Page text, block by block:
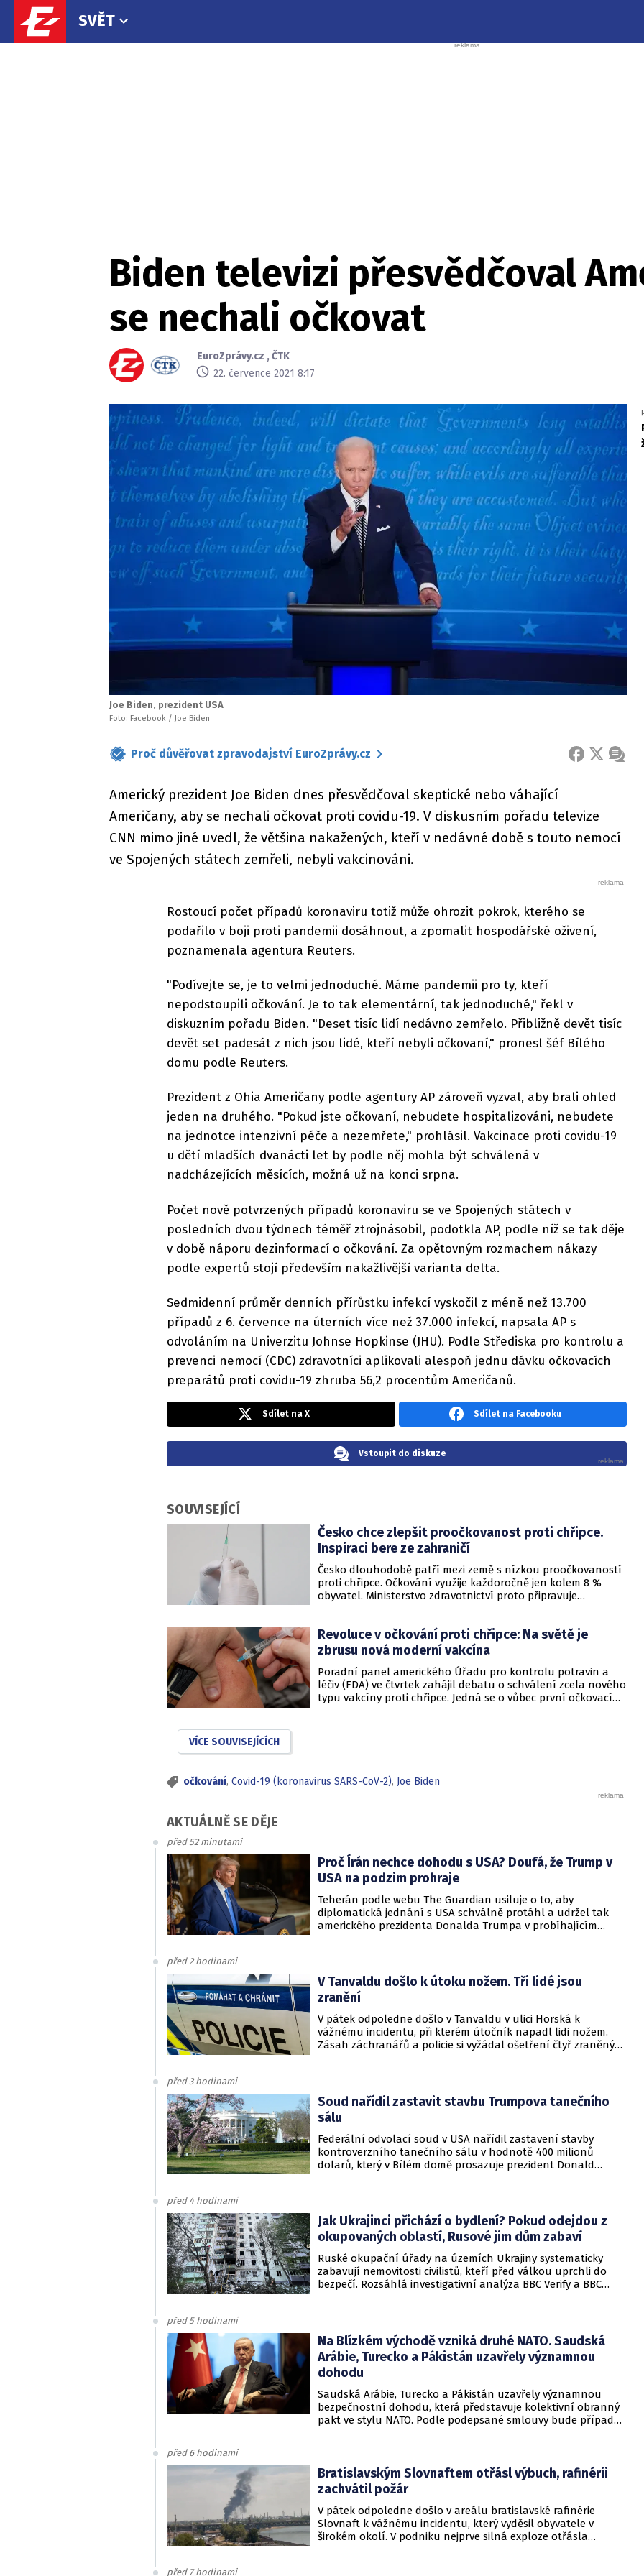
SVĚT
Biden televizi přesvědčoval
se nechali očkovat
EuroZprávy.cz ,ČTK
22. července 2021 8:17
Joe Biden, prezident USA
Foto: Facebook / Joe Biden
Proč důvěřovat zpravodajství EuroZprávy.cz FACEBOOK
X
Americký prezident Joe Biden dnes přesvědčoval skeptické nebo váhající
Američany, aby se nechali očkovat proti covidu-19. V diskusním pořadu televize
CNN mimo jiné uvedl, že většina nakažených, kteří v nedávné době s touto nemocí
ve Spojených státech zemřeli, nebyli vakcinováni.
Rostoucí počet případů koronaviru totiž může ohrozit pokrok, kterého se
podařilo v boji proti pandemii dosáhnout, a zpomalit hospodářské oživení,
poznamenala agentura Reuters.
"Podívejte se, je to velmi jednoduché. Máme pandemii pro ty, kteří
nepodstoupili očkování. Je to tak elementární, tak jednoduché," řekl v
diskuzním pořadu Biden. "Deset tisíc lidí nedávno zemřelo. Přibližně devět tisíc
devět set padesát z nich jsou lidé, kteří nebyli očkovaní," pronesl šéf Bílého
domu podle Reuters.
Prezident z Ohia Američany podle agentury AP zároveň vyzval, aby brali ohled
jeden na druhého. "Pokud jste očkovaní, nebudete hospitalizováni, nebudete
na jednotce intenzivní péče a nezemřete," prohlásil. Vakcinace proti covidu-19
u dětí mladších dvanácti let by podle něj mohla být schválená v
nadcházejících měsících, možná už na konci srpna.
Počet nově potvrzených případů koronaviru se ve Spojených státech v
posledních dvou týdnech téměř ztrojnásobil, podotkla AP, podle níž se tak děje
v době náporu dezinformací o očkování. Za opětovným rozmachem nákazy
podle expertů stojí především nakažlivější varianta delta.
Sedmidenní průměr denních přírůstku infekcí vyskočil z méně než 13.700
případů z 6. července na úterních více než 37.000 infekcí, napsala AP s
odvoláním na Univerzitu Johnse Hopkinse (JHU). Podle Střediska pro kontrolu a
prevenci nemocí (CDC) zdravotníci aplikovali alespoň jednu dávku očkovacích
preparátů proti covidu-19 zhruba 56,2 procentům Američanů.
Sdílet na X Sdílet na Facebooku
Vstoupit do diskuze
SOUVISEJÍCÍ
Česko chce zlepšit proočkovanost proti chřipce.
Inspiraci bere ze zahraničí
Česko dlouhodobě patří mezi země s nízkou proočkovaností
proti chřipce. Očkování využije každoročně jen kolem 8 %
obyvatel. Ministerstvo zdravotnictví proto připravuje
nabídnout lidem další možnost, jak se nechat očkovat,
zlepšit dostupnost této osvědčené formy prevence a přispět
připomínkovém řízení.
Revoluce v očkování proti chřipce: Na světě je
zbrusu nová moderní vakcína
Poradní panel amerického Úřadu pro kontrolu potravin a
léčiv (FDA) ve čtvrtek zahájil debatu o schválení zcela nového
typu vakcíny proti chřipce. Jedná se o vůbec první očkovací
VÍCE SOUVISEJÍCÍCH
očkování, Covid-19 (koronavirus SARS-CoV-2), Joe Biden
AKTUÁLNĚ SE DĚJE
před 52 minutami
Proč Írán nechce dohodu s USA? Doufá, že Trump v
USA na podzim prohraje
Teherán podle webu The Guardian usiluje o to, aby
diplomatická jednání s USA schválně protáhl a udržel tak
amerického prezidenta Donalda Trumpa v probíhajícím
rukojmími za prezidenta Jimmyho Cartera.
před 2 hodinami
V Tanvaldu došlo k útoku nožem. Tři lidé jsou
zranění
V pátek odpoledne došlo v Tanvaldu v ulici Horská k
vážnému incidentu, při kterém útočník napadl lidi nožem.
Zásah záchranářů a policie si vyžádal ošetření čtyř zraněných
před 3 hodinami
Soud nařídil zastavit stavbu Trumpova tanečního
sálu
Federální odvolací soud v USA nařídil zastavení stavby
kontroverzního tanečního sálu v hodnotě 400 milionů
dolarů, který v Bílém domě prosazuje prezident Donald
před 4 hodinami
Jak Ukrajinci přichází o bydlení? Pokud odejdou z
okupovaných oblastí, Rusové jim dům zabaví
Ruské okupační úřady na územích Ukrajiny systematicky
zabavují nemovitosti civilistů, kteří před válkou uprchli do
bezpečí. Rozsáhlá investigativní analýza BBC Verify a BBC
před 5 hodinami
Na Blízkém východě vzniká druhé NATO. Saudská
Arábie, Turecko a Pákistán uzavřely významnou
dohodu
Saudská Arábie, Turecko a Pákistán uzavřely významnou
bezpečnostní dohodu, která představuje kolektivní obranný
pakt ve stylu NATO. Podle podepsané smlouvy bude případný
před 6 hodinami
Bratislavským Slovnaftem otřásl výbuch, rafinérii
zachvátil požár
V pátek odpoledne došlo v areálu bratislavské rafinérie
Slovnaft k vážnému incidentu, který vyděsil obyvatele v
širokém okolí. V podniku nejprve silná exploze otřásla
před 7 hodinami